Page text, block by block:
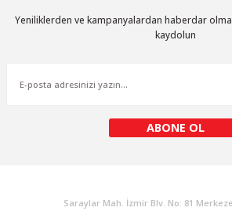
Ürün açıklamasında eksik bilgiler bulunuyor.
Gönder
Yeniliklerden ve kampanyalardan haberdar
kaydolun
ABONE OL
Saraylar Mah. İzmir Blv. No: 81